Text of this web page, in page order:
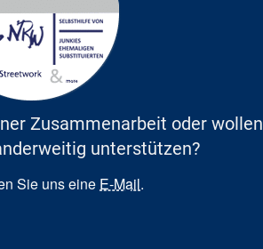
Zusammenarbeit oder wollen
unterstützen?
Sie uns eine E-Mail.